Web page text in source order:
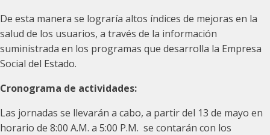
De esta manera se lograría altos índices de mejoras en la
salud de los usuarios, a través de la información
suministrada en los programas que desarrolla la Empresa
Social del Estado.
Cronograma de actividades:
Las jornadas se llevarán a cabo, a partir del 13 de mayo en
horario de 8:00 A.M. a 5:00 P.M. se contarán con los